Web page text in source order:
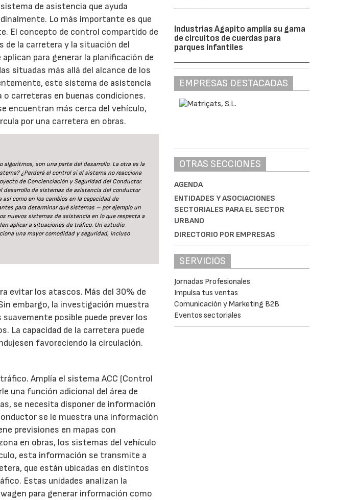
de asistencia que ayuda
Lo más importante es que
El concepto de control compartido de
de la carretera y la situación del
para generar la planificación de
situadas más allá del alcance de los
este sistema de asistencia
carreteras en buenas condiciones.
encuentran más cerca del vehículo,
por una carretera en obras.
son una parte del desarrollo. La otra es la
¿Perderá el control si el sistema no reacciona
de Concienciación y Seguridad del Conductor.
desarrollo de sistemas de asistencia del conductor
como en los cambios en la capacidad de
para determinar qué sistemas – por ejemplo un
nuevos sistemas de asistencia en lo que respecta a
aplicar a situaciones de tráfico. Un estudio
una mayor comodidad y seguridad, incluso
evitar los atascos. Más del 30% de
embargo, la investigación muestra
posible puede prever los
La capacidad de la carretera puede
favoreciendo la circulación.
Amplía el sistema ACC (Control
una función adicional del área de
se necesita disponer de información
se le muestra una información
previsiones en mapas con
en obras, los sistemas del vehículo
esta información se transmite a
que están ubicadas en distintos
Estas unidades analizan la
para generar información como
Industrias Agapito amplía su gama
de circuitos de cuerdas para
parques infantiles
EMPRESAS DESTACADAS
OTRAS SECCIONES
AGENDA
ENTIDADES Y ASOCIACIONES
SECTORIALES PARA EL SECTOR
URBANO
DIRECTORIO POR EMPRESAS
SERVICIOS
Jornadas Profesionales
Impulsa tus ventas
Comunicación y Marketing B2B
Eventos sectoriales